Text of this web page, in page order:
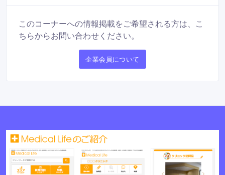
このコーナーへの情報掲載をご希望される方は、こ
ちらからお問い合わせください。
企業会員について